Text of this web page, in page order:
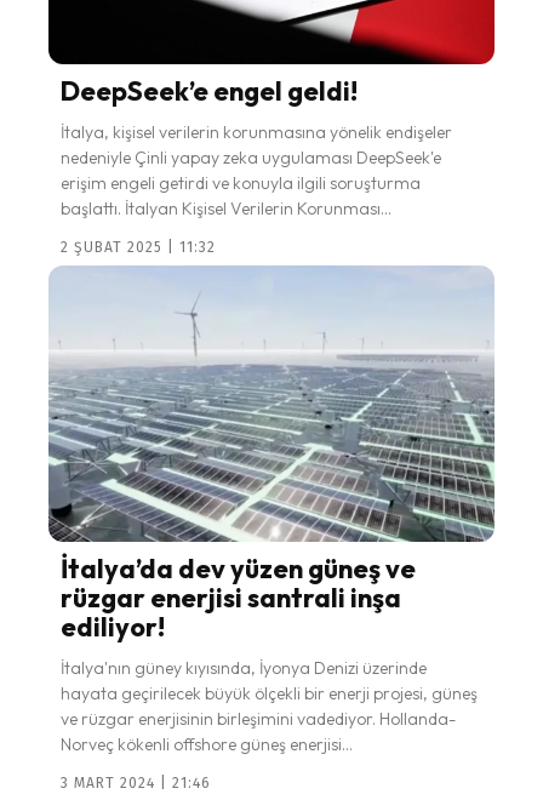
DeepSeek’e engel geldi!
İtalya, kişisel verilerin korunmasına yönelik endişeler
nedeniyle Çinli yapay zeka uygulaması DeepSeek'e
erişim engeli getirdi ve konuyla ilgili soruşturma
başlattı. İtalyan Kişisel Verilerin Korunması...
2 ŞUBAT 2025 | 11:32
İtalya’da dev yüzen güneş ve
rüzgar enerjisi santrali inşa
ediliyor!
İtalya'nın güney kıyısında, İyonya Denizi üzerinde
hayata geçirilecek büyük ölçekli bir enerji projesi, güneş
ve rüzgar enerjisinin birleşimini vadediyor. Hollanda-
Norveç kökenli offshore güneş enerjisi...
3 MART 2024 | 21:46